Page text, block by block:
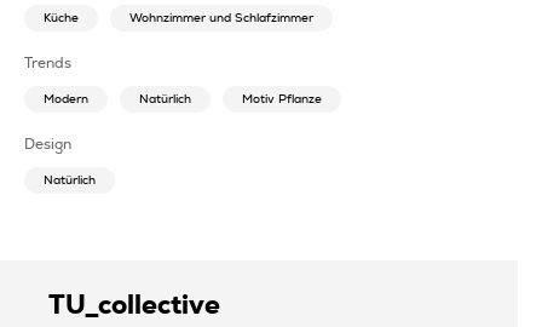
Küche Wohnzimmer und Schlafzimmer
Trends
Modern Natürlich Motiv Pflanze
Design
Natürlich
TU_collective